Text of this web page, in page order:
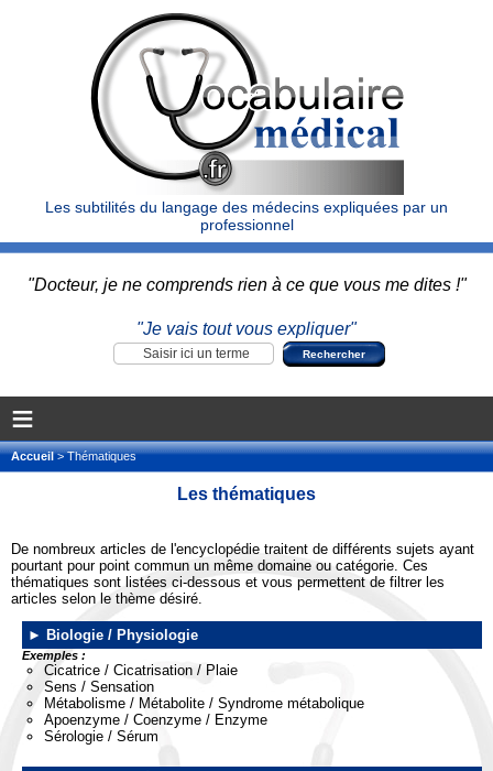
Les subtilités du langage des médecins expliquées par un
professionnel
"Docteur, je ne comprends rien à ce que vous me dites !"
"Je vais tout vous expliquer"
≡
Accueil> Thématiques
Les thématiques
De nombreux articles de l'encyclopédie traitent de différents sujets ayant
pourtant pour point commun un même domaine ou catégorie. Ces
thématiques sont listées ci-dessous et vous permettent de filtrer les
articles selon le thème désiré.
Biologie / Physiologie
Exemples :
Cicatrice / Cicatrisation / Plaie
Sens / Sensation
Métabolisme / Métabolite / Syndrome métabolique
Apoenzyme / Coenzyme / Enzyme
Sérologie / Sérum